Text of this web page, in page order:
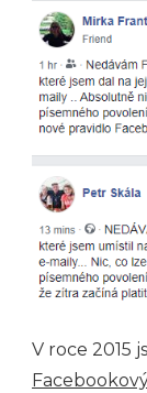
V roce 2015